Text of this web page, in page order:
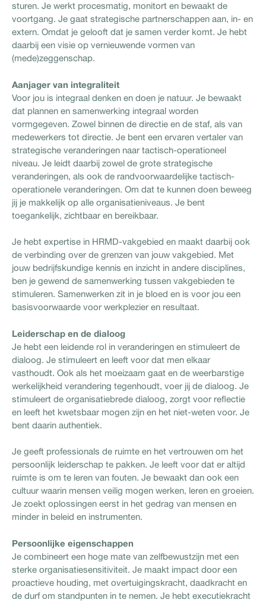
sturen. Je werkt procesmatig, monitort en bewaakt de
voortgang. Je gaat strategische partnerschappen aan, in- en
extern. Omdat je gelooft dat je samen verder komt. Je hebt
daarbij een visie op vernieuwende vormen van
(mede)zeggenschap.
Aanjager van integraliteit
Voor jou is integraal denken en doen je natuur. Je bewaakt
dat plannen en samenwerking integraal worden
vormgegeven. Zowel binnen de directie en de staf, als van
medewerkers tot directie. Je bent een ervaren vertaler van
strategische veranderingen naar tactisch-operationeel
niveau. Je leidt daarbij zowel de grote strategische
veranderingen, als ook de randvoorwaardelijke tactisch-
operationele veranderingen. Om dat te kunnen doen beweeg
jij je makkelijk op alle organisatieniveaus. Je bent
toegankelijk, zichtbaar en bereikbaar.
Je hebt expertise in HRMD-vakgebied en maakt daarbij ook
de verbinding over de grenzen van jouw vakgebied. Met
jouw bedrijfskundige kennis en inzicht in andere disciplines,
ben je gewend de samenwerking tussen vakgebieden te
stimuleren. Samenwerken zit in je bloed en is voor jou een
basisvoorwaarde voor werkplezier en resultaat.
Leiderschap en de dialoog
Je hebt een leidende rol in veranderingen en stimuleert de
dialoog. Je stimuleert en leeft voor dat men elkaar
vasthoudt. Ook als het moeizaam gaat en de weerbarstige
werkelijkheid verandering tegenhoudt, voer jij de dialoog. Je
stimuleert de organisatiebrede dialoog, zorgt voor reflectie
en leeft het kwetsbaar mogen zijn en het niet-weten voor. Je
bent daarin authentiek.
Je geeft professionals de ruimte en het vertrouwen om het
persoonlijk leiderschap te pakken. Je leeft voor dat er altijd
ruimte is om te leren van fouten. Je bewaakt dan ook een
cultuur waarin mensen veilig mogen werken, leren en groeien.
Je zoekt oplossingen eerst in het gedrag van mensen en
minder in beleid en instrumenten.
Persoonlijke eigenschappen
Je combineert een hoge mate van zelfbewustzijn met een
sterke organisatiesensitiviteit. Je maakt impact door een
proactieve houding, met overtuigingskracht, daadkracht en
de durf om standpunten in te nemen. Je hebt executiekracht